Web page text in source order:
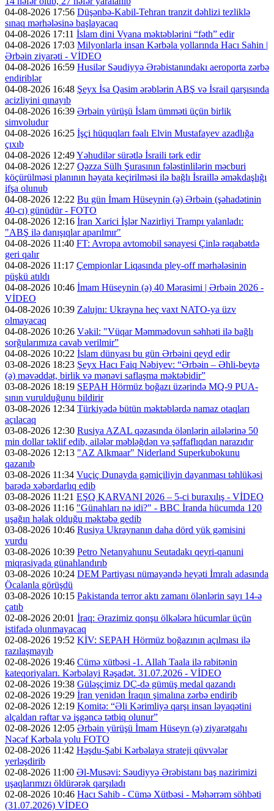
04-08-2026 17:56 Düşənbə-Kabil-Tehran tranzit dəhlizi tezliklə
sınaq mərhələsinə başlayacaq
04-08-2026 17:11 İslam dini Vyana məktəblərini “fəth” edir
04-08-2026 17:03 Milyonlarla insan Kərbəla yollarında Hacı Sahin |
Ərbəin ziyarəti - VİDEO
04-08-2026 16:59 Husilər Səudiyyə Ərəbistanındakı aeroporta zərbə
endiriblər
04-08-2026 16:48 Şeyx İsa Qasim ərəblərin ABŞ və İsrail qarşısında
acizliyini qınayıb
04-08-2026 16:39 Ərbəin yürüşü İslam ümməti üçün birlik
simvoludur
04-08-2026 16:25 İşçi hüquqları fəalı Elvin Mustafayev azadlığa
çıxıb
04-08-2026 12:49Yəhudilər sürətlə İsraili tərk edir
04-08-2026 12:27 Qəzza Sülh Şurasının fələstinlilərin məcburi
köçürülməsi planının həyata keçirilməsi ilə bağlı İsraillə əməkdaşlığı
ifşa olunub
04-08-2026 12:22 Bu gün İmam Hüseynin (ə) Ərbəin (şəhadətinin
40-cı) günüdür - FOTO
04-08-2026 12:16 İran Xarici İşlər Nazirliyi Trampı yalanladı:
"ABŞ ilə danışıqlar aparılmır"
04-08-2026 11:40 FT: Avropa avtomobil sənayesi Çinlə rəqabətdə
geri qalır
04-08-2026 11:17 Çempionlar Liqasında pley-off mərhələsinin
püşkü atıldı
04-08-2026 10:46 İmam Hüseynin (ə) 40 Mərasimi | Ərbəin 2026 -
VİDEO
04-08-2026 10:39 Zalujnı: Ukrayna heç vaxt NATO-ya üzv
olmayacaq
04-08-2026 10:26 Vəkil: "Vüqar Məmmədovun səhhəti ilə bağlı
sorğularımıza cavab verilmir”
04-08-2026 10:22 İslam dünyası bu gün Ərbəini qeyd edir
03-08-2026 18:23 Şeyx Hacı Faiq Nəbiyev: “Ərbəin – Əhli-beytə
(ə) məvəddət, birlik və mənəvi saflaşma məktəbidir”
03-08-2026 18:19 SEPAH Hörmüz boğazı üzərində MQ-9 PUA-
sının vurulduğunu bildirir
03-08-2026 12:34 Türkiyədə bütün məktəblərdə namaz otaqları
açılacaq
03-08-2026 12:30 Rusiya AZAL qəzasında ölənlərin ailələrinə 50
min dollar təklif edib, ailələr məbləğdən və şəffaflıqdan narazıdır
03-08-2026 12:13 "AZ Alkmaar" Niderland Superkubokunu
qazanıb
03-08-2026 11:34 Vuçiç Dunayda gəmiçiliyin dayanması təhlükəsi
barədə xəbərdarlıq edib
03-08-2026 11:21 EŞQ KARVANI 2026 – 5-ci buraxılış - VİDEO
03-08-2026 11:16 "Günahları nə idi?" - BBC İranda hücumda 120
uşağın həlak olduğu məktəbə gedib
03-08-2026 10:46 Rusiya Ukraynanın daha dörd yük gəmisini
vurdu
03-08-2026 10:39 Petro Netanyahunu Seutadakı qeyri-qanuni
miqrasiyada günahlandırıb
03-08-2026 10:24 DEM Partiyası nümayəndə heyəti İmralı adasında
Öcalanla görüşdü
03-08-2026 10:15 Pakistanda terror aktı zamanı ölənlərin sayı 14-ə
çatıb
02-08-2026 20:01 İraq: Ərazimiz qonşu ölkələrə hücumlar üçün
istifadə olunmayacaq
02-08-2026 19:52 KİV: SEPAH Hörmüz boğazının açılması ilə
razılaşmayıb
02-08-2026 19:46 Cümə xütbəsi -1. Allah Taala ilə rabitənin
kateqoriyaları. Kərbəlayi Rəşadət. 31.07.2026 - VİDEO
02-08-2026 19:38 Güləşçimiz DÇ-də gümüş medal qazandı
02-08-2026 19:29 İran yenidən İraqın şimalına zərbə endirib
02-08-2026 12:19 Komitə: “Əli Kərimliyə qarşı insan ləyaqətini
alçaldan rəftar və işgəncə tətbiq olunur”
02-08-2026 12:05 Ərbəin yürüşü İmam Hüseyn (ə) ziyarətgahı
Nəcəf Kərbəla yolu FOTO
02-08-2026 11:42 Həşdu-Şabi Kərbəlaya strateji qüvvələr
yerləşdirib
02-08-2026 11:00 Əl-Musəvi: Səudiyyə Ərəbistanı baş nazirimizi
uşaqlarımızı öldürərək qarşıladı
02-08-2026 10:46 Hacı Sahib - Cümə Xütbəsi - Məhərrəm söhbəti
(31.07.2026) VİDEO